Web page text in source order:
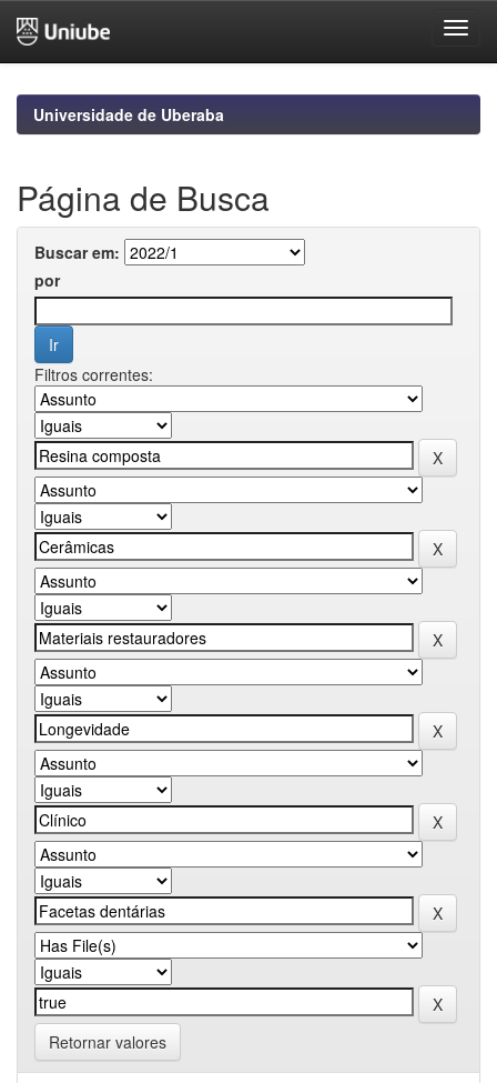
navigationUniversidade de Uberaba
Página de Busca
Buscar em:
por
Filtros correntes:
Retornar valores